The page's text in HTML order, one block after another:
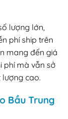
lượng lớn,
phí ship trên
mang đến giá
phí mà vẫn sở
lượng cao.
Bầu Trung